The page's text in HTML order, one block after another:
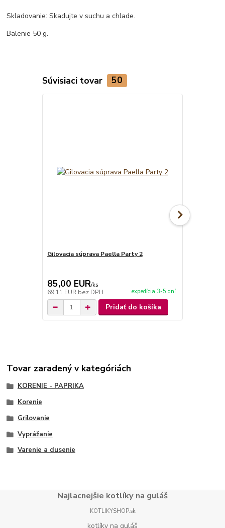
Skladovanie: Skadujte v suchu a chlade.
Balenie 50 g.
Súvisiaci tovar 50
Gilovacia súprava Paella Party 2
85,00 EUR/ks
69,11 EUR bez DPH expedícia 3-5 dní
Pridať do košíka
Tovar zaradený v kategóriách
KORENIE - PAPRIKA
Korenie
Grilovanie
Vyprážanie
Varenie a dusenie
Najlacnejšie kotlíky na guláš
KOTLIKYSHOP.sk
kotlíky na guláš